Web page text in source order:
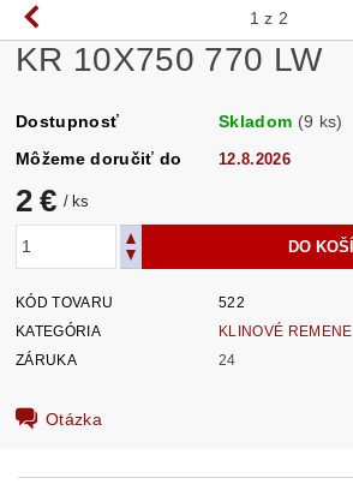
1 z 2
KR 10X750 770 LW
Dostupnosť Skladom (9 ks)
Môžeme doručiť do
12.8.2026
2 €/ ks
KÓD TOVARU
522
KATEGÓRIA
KLINOVÉ REMENE
ZÁRUKA
24
Otázka